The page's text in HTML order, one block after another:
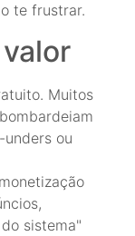
te frustrar.
Muitos
ou
sistema"